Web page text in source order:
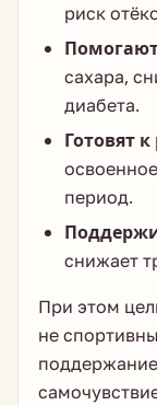
риск
сахара,
диабета.
Готовят
период.
снижает
При этом
не